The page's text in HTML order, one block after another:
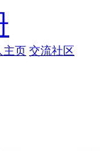
主页 交流社区